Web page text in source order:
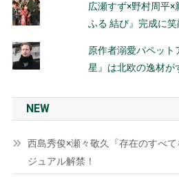
広瀬すず×野村周平
ふる 結び』完成に笑
原作者溺愛パペッ
星』は北欧の逸材が
NEW
西島秀俊×瀬々敬久『存在のすべ
ジュアル解禁！